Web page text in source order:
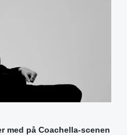
med på Coachella-scenen